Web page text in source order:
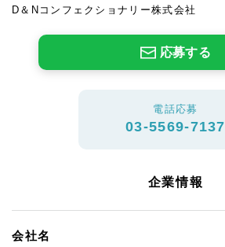
D＆Nコンフェクショナリー株式会社
応募する
電話応募
03-5569-7137
企業情報
会社名